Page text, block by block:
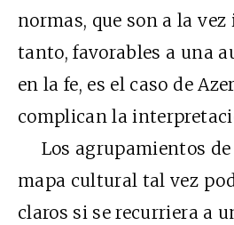
normas, que son a la
tanto, favorables a una
en la fe, es el caso de
complican la
Los agrupamientos de
mapa cultural tal vez
claros si se recurriera a